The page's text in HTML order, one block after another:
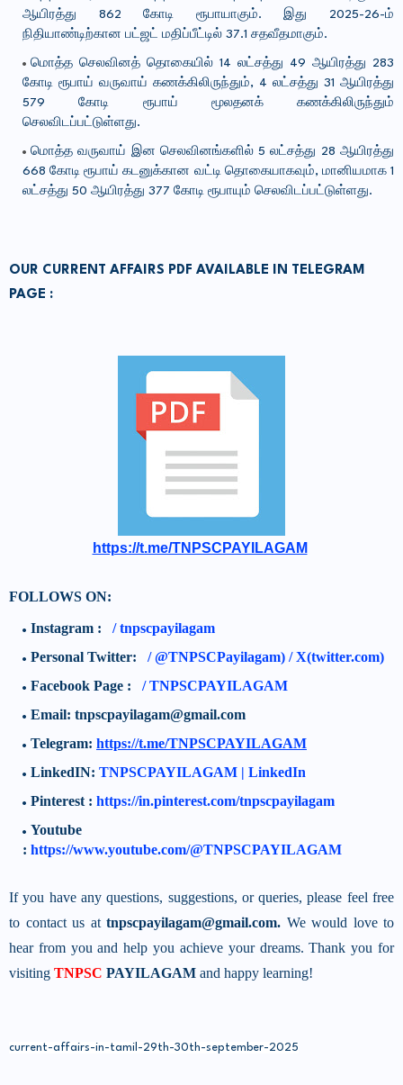
ஆயிரத்து 862 கோடி ரூபாயாகும். இது 2025-26-ம்
நிதியாண்டிற்கான பட்ஜட் மதிப்பீட்டில் 37.1 சதவீதமாகும்.
மொத்த செலவினத் தொகையில் 14 லட்சத்து 49 ஆயிரத்து 283
கோடி ரூபாய் வருவாய் கணக்கிலிருந்தும், 4 லட்சத்து 31 ஆயிரத்து
579 கோடி ரூபாய் மூலதனக் கணக்கிலிருந்தும்
செலவிடப்பட்டுள்ளது.
மொத்த வருவாய் இன செலவினங்களில் 5 லட்சத்து 28 ஆயிரத்து
668 கோடி ரூபாய் கடனுக்கான வட்டி தொகையாகவும், மானியமாக 1
லட்சத்து 50 ஆயிரத்து 377 கோடி ரூபாயும் செலவிடப்பட்டுள்ளது.
OUR CURRENT AFFAIRS PDF AVAILABLE IN TELEGRAM
PAGE :
https://t.me/TNPSCPAYILAGAM
FOLLOWS ON:
Instagram : /tnpscpayilagam
Personal Twitter:
/@TNPSCPayilagam) / X(twitter.com)
Facebook Page : / TNPSCPAYILAGAM
Email: tnpscpayilagam@gmail.com
Telegram: https://t.me/TNPSCPAYILAGAM
LinkedIN: TNPSCPAYILAGAM | LinkedIn
Pinterest : https://in.pinterest.com/tnpscpayilagam
Youtube
: https://www.youtube.com/@TNPSCPAYILAGAM
If you have any questions, suggestions, or queries, please feel free
to contact us at tnpscpayilagam@gmail.com. We would love to
hear from you and help you achieve your dreams. Thank you for
visiting TNPSC PAYILAGAM and happy learning!
current-affairs-in-tamil-29th-30th-september-2025